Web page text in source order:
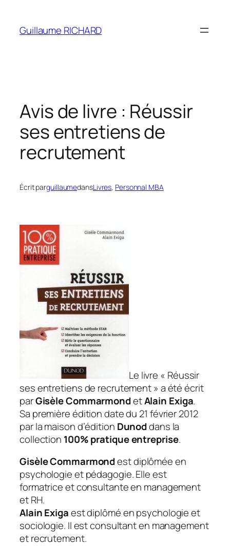
contenu
Guillaume RICHARD
Avis de livre : Réussir
ses entretiens de
recrutement
Écrit parguillaumedansLivres, Personnal MBA
Le livre « Réussir
ses entretiens de recrutement » a été écrit
parGisèle CommarmondetAlain Exiga.
Sa première édition date du 21 février 2012
par la maison d’édition Dunoddans la
collection 100% pratique entreprise.
Gisèle Commarmondestdiplômée en
psychologie et pédagogie. Elle est
formatrice et consultante en management
et RH.
Alain Exigaestdiplômé en psychologie et
sociologie. Il est consultant en management
et recrutement.